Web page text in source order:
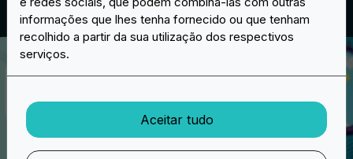
informações que lhes tenha fornecido ou que tenham
recolhido a partir da sua utilização dos respectivos
serviços.
Aceitar tudo